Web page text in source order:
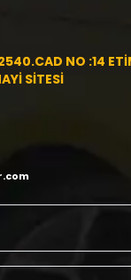
NO :14
SİTESİ